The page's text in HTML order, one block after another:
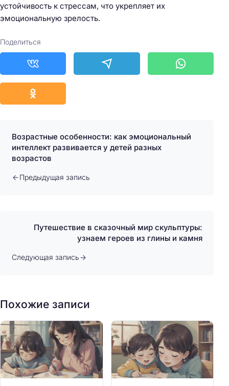
устойчивость к стрессам, что укрепляет их
эмоциональную зрелость.
Поделиться
Возрастные особенности: как эмоциональный
интеллект развивается у детей разных
возрастов
Предыдущая запись
Путешествие в сказочный мир скульптуры:
узнаем героев из глины и камня
Следующая запись
Похожие записи